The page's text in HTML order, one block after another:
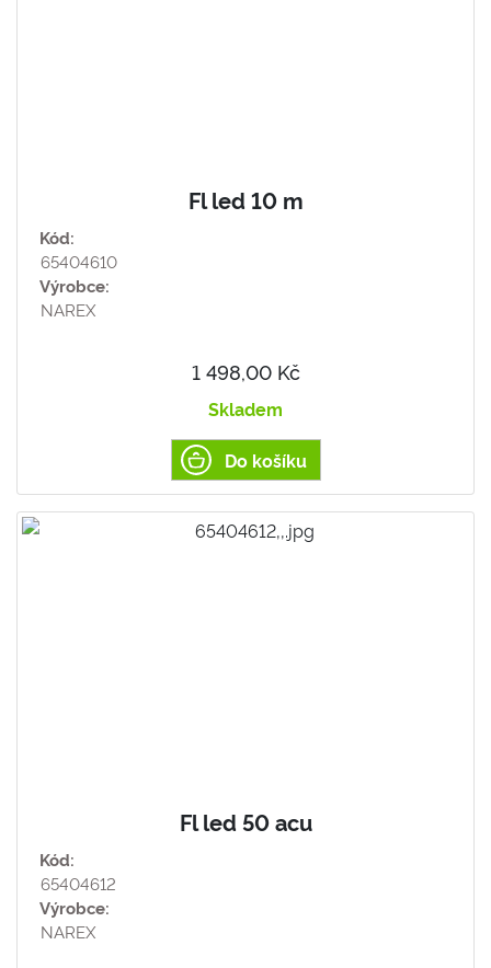
Fl led 10 m
Kód:
65404610
Výrobce:
NAREX
1 498,00 Kč
Skladem
Do košíku
Fl led 50 acu
Kód:
65404612
Výrobce:
NAREX